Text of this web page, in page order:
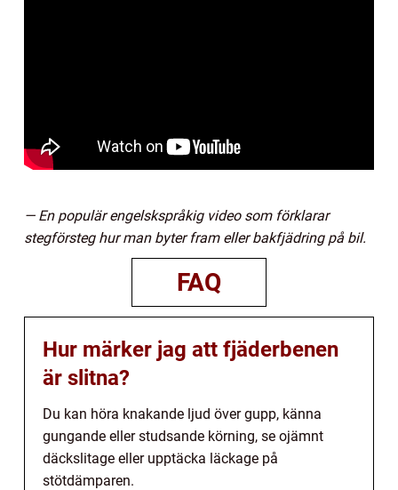
— En populär engelskspråkig video som förklarar
stegförsteg hur man byter fram eller bakfjädring på bil.
FAQ
Hur märker jag att fjäderbenen
är slitna?
Du kan höra knakande ljud över gupp, känna
gungande eller studsande körning, se ojämnt
däckslitage eller upptäcka läckage på
stötdämparen.